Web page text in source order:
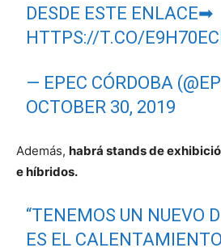
DESDE ESTE ENLACE➡
HTTPS://T.CO/
— EPEC CÓRDOBA
OCTOBER 30, 2019
Además, habrá stands de
e híbridos.
“TENEMOS UN NUEVO
ES EL